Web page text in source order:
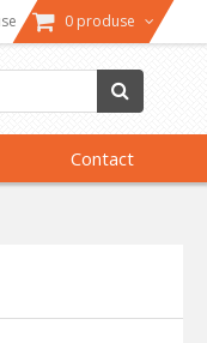
0 produse
Contact